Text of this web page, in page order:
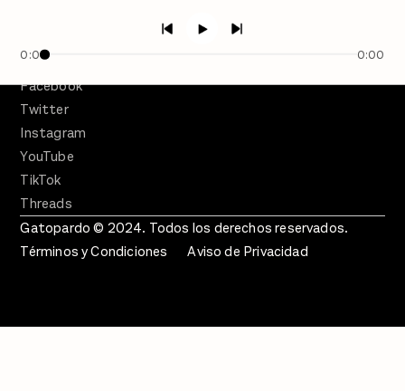
0:00 0:00
Facebook
Twitter
Instagram
YouTube
TikTok
Threads
Gatopardo © 2024. Todos los derechos reservados.
Términos y Condiciones
Aviso de Privacidad